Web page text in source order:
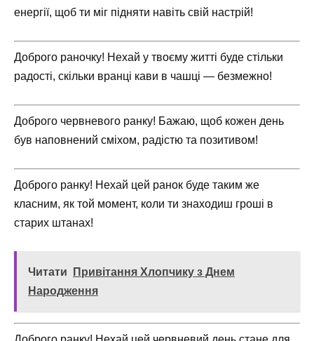
енергії, щоб ти міг підняти навіть свій настрій!
Доброго раночку! Нехай у твоєму житті буде стільки
радості, скільки вранці кави в чашці — безмежно!
Доброго червневого ранку! Бажаю, щоб кожен день
був наповнений сміхом, радістю та позитивом!
Доброго ранку! Нехай цей ранок буде таким же
класним, як той момент, коли ти знаходиш гроші в
старих штанах!
Читати
Привітання Хлопчику з Днем
Народження